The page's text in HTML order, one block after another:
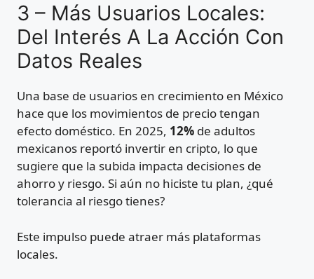
3 – Más Usuarios Locales:
Del Interés A La Acción Con
Datos Reales
Una base de usuarios en crecimiento en México
hace que los movimientos de precio tengan
efecto doméstico. En 2025, 12% de adultos
mexicanos reportó invertir en cripto, lo que
sugiere que la subida impacta decisiones de
ahorro y riesgo. Si aún no hiciste tu plan, ¿qué
tolerancia al riesgo tienes?
Este impulso puede atraer más plataformas
locales.